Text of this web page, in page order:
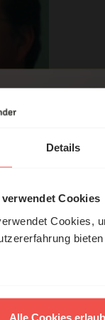
Details
Cookies
Cookies,
bieten
Alle Cookies
Sendung
/ ERF